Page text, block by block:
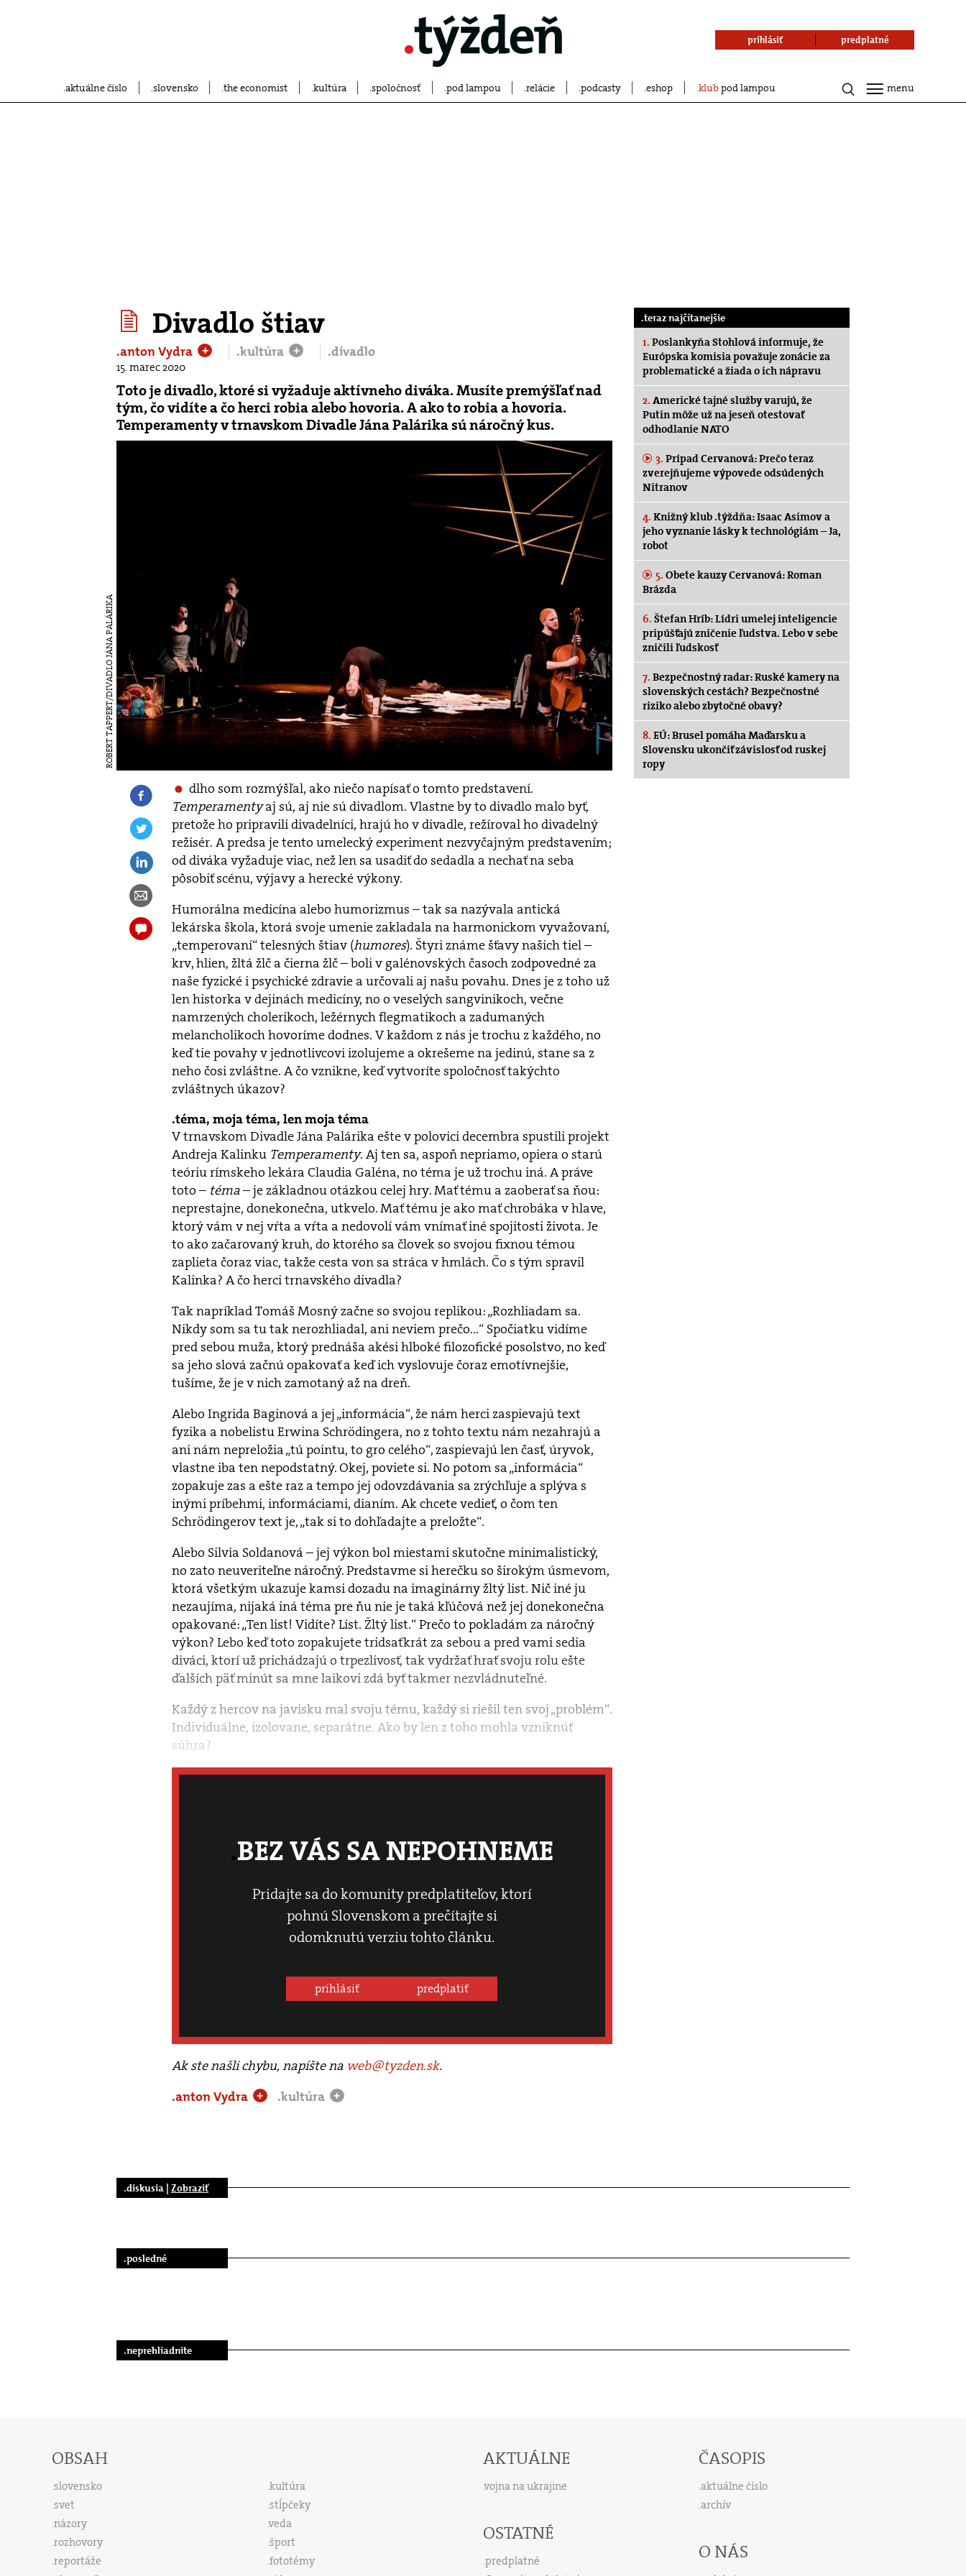
aktuálne číslo slovensko the economist kultúra spoločnosť pod lampou relácie podcasty eshop klubpod lampou
prihlásiť predplatné
menu
Divadlo štiav
.anton Vydra + .kultúra + .divadlo
15. marec 2020
Toto je divadlo, ktoré si vyžaduje aktívneho diváka. Musíte premýšľať nad
tým, čo vidíte a čo herci robia alebo hovoria. A ako to robia a hovoria.
Temperamenty v trnavskom Divadle Jána Palárika sú náročný kus.
ROBERT TAPPERT/DIVADLO JÁNA PALÁRIKA
dlho som rozmýšľal, ako niečo napísať o tomto predstavení.
Temperamentyaj sú, aj nie sú divadlom. Vlastne by to divadlo malo byť,
pretože ho pripravili divadelníci, hrajú ho v divadle, režíroval ho divadelný
režisér. A predsa je tento umelecký experiment nezvyčajným predstavením;
od diváka vyžaduje viac, než len sa usadiť do sedadla a nechať na seba
pôsobiť scénu, výjavy a herecké výkony.
Humorálna medicína alebo humorizmus – tak sa nazývala antická
lekárska škola, ktorá svoje umenie zakladala na harmonickom vyvažovaní,
„temperovaní“ telesných štiav (humores). Štyri známe šťavy našich tiel –
krv, hlien, žltá žlč a čierna žlč – boli v galénovských časoch zodpovedné za
naše fyzické i psychické zdravie a určovali aj našu povahu. Dnes je z toho už
len historka v dejinách medicíny, no o veselých sangvinikoch, večne
namrzených cholerikoch, ležérnych flegmatikoch a zadumaných
melancholikoch hovoríme dodnes. V každom z nás je trochu z každého, no
keď tie povahy v jednotlivcovi izolujeme a okrešeme na jedinú, stane sa z
neho čosi zvláštne. A čo vznikne, keď vytvoríte spoločnosť takýchto
zvláštnych úkazov?
téma, moja téma, len moja téma
V trnavskom Divadle Jána Palárika ešte v polovici decembra spustili projekt
Andreja Kalinku Temperamenty. Aj ten sa, aspoň nepriamo, opiera o starú
teóriu rímskeho lekára Claudia Galéna, no téma je už trochu iná. A práve
toto – téma– je základnou otázkou celej hry. Mať tému a zaoberať sa ňou:
neprestajne, donekonečna, utkvelo. Mať tému je ako mať chrobáka v hlave,
ktorý vám v nej vŕta a vŕta a nedovolí vám vnímať iné spojitosti života. Je
to ako začarovaný kruh, do ktorého sa človek so svojou fixnou témou
zaplieta čoraz viac, takže cesta von sa stráca v hmlách. Čo s tým spravil
Kalinka? A čo herci trnavského divadla?
Tak napríklad Tomáš Mosný začne so svojou replikou: „Rozhliadam sa.
Nikdy som sa tu tak nerozhliadal, ani neviem prečo...“ Spočiatku vidíme
pred sebou muža, ktorý prednáša akési hlboké filozofické posolstvo, no keď
sa jeho slová začnú opakovať a keď ich vyslovuje čoraz emotívnejšie,
tušíme, že je v nich zamotaný až na dreň.
Alebo Ingrida Baginová a jej „informácia“, že nám herci zaspievajú text
fyzika a nobelistu Erwina Schrödingera, no z tohto textu nám nezahrajú a
ani nám nepreložia „tú pointu, to gro celého“, zaspievajú len časť, úryvok,
vlastne iba ten nepodstatný. Okej, poviete si. No potom sa „informácia“
zopakuje zas a ešte raz a tempo jej odovzdávania sa zrýchľuje a splýva s
inými príbehmi, informáciami, dianím. Ak chcete vedieť, o čom ten
Schrödingerov text je, „tak si to dohľadajte a preložte“.
Alebo Silvia Soldanová – jej výkon bol miestami skutočne minimalistický,
no zato neuveriteľne náročný. Predstavme si herečku so širokým úsmevom,
ktorá všetkým ukazuje kamsi dozadu na imaginárny žltý list. Nič iné ju
nezaujíma, nijaká iná téma pre ňu nie je taká kľúčová než jej donekonečna
opakované: „Ten list! Vidíte? List. Žltý list.“ Prečo to pokladám za náročný
výkon? Lebo keď toto zopakujete tridsaťkrát za sebou a pred vami sedia
diváci, ktorí už prichádzajú o trpezlivosť, tak vydržať hrať svoju rolu ešte
ďalších päť minút sa mne laikovi zdá byť takmer nezvládnuteľné.
Každý z hercov na javisku mal svoju tému, každý si riešil ten svoj „problém“.
Individuálne, izolovane, separátne. Ako by len z toho mohla vzniknúť
súhra?
BEZ VÁS SA NEPOHNEME
Pridajte sa do komunity predplatiteľov, ktorí
pohnú Slovenskom a prečítajte si
odomknutú verziu tohto článku.
prihlásiť predplatiť
Ak ste našli chybu, napíšte na web@tyzden.sk.
.anton Vydra
+ .kultúra +
.teraz najčítanejšie
1. Poslankyňa Stohlová informuje, že
Európska komisia považuje zonácie za
problematické a žiada o ich nápravu
2. Americké tajné služby varujú, že
Putin môže už na jeseň otestovať
odhodlanie NATO
3. Prípad Cervanová: Prečo teraz
zverejňujeme výpovede odsúdených
Nitranov
4. Knižný klub .týždňa: Isaac Asimov a
jeho vyznanie lásky k technológiám – Ja,
robot
5. Obete kauzy Cervanová: Roman
Brázda
6. Štefan Hríb: Lídri umelej inteligencie
pripúšťajú zničenie ľudstva. Lebo v sebe
zničili ľudskosť
7. Bezpečnostný radar: Ruské kamery na
slovenských cestách? Bezpečnostné
riziko alebo zbytočné obavy?
8. EÚ: Brusel pomáha Maďarsku a
Slovensku ukončiť závislosť od ruskej
ropy
.diskusia | Zobraziť
.posledné
.neprehliadnite
OBSAH
slovensko
svet
názory
rozhovory
reportáže
kultúra
stĺpčeky
veda
šport
fototémy
AKTUÁLNE
vojna na ukrajine
OSTATNÉ
predplatné
ČASOPIS
aktuálne číslo
archív
O NÁS